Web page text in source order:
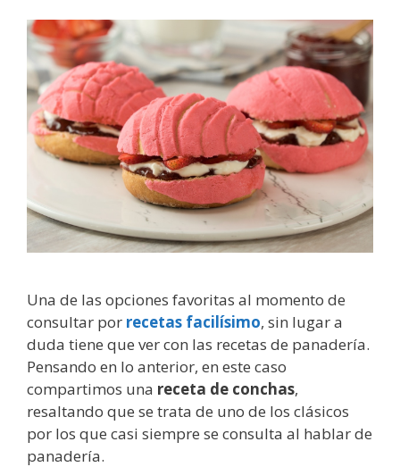
Una de las opciones favoritas al momento de
consultar por recetas facilísimo, sin lugar a
duda tiene que ver con las recetas de panadería.
Pensando en lo anterior, en este caso
compartimos una receta de conchas,
resaltando que se trata de uno de los clásicos
por los que casi siempre se consulta al hablar de
panadería.